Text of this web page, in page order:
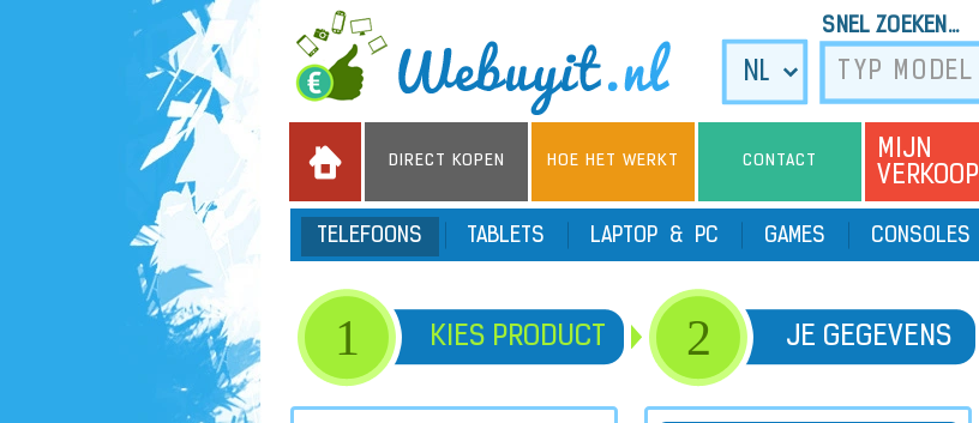
SNEL ZOEKEN...
DIRECT KOPEN HOE HET WERKT CONTACT
MIJN
VERKOOP
TELEFOONS TABLETS LAPTOP & PC GAMES CONSOLES
1 KIES PRODUCT 2 JE GEGEVENS